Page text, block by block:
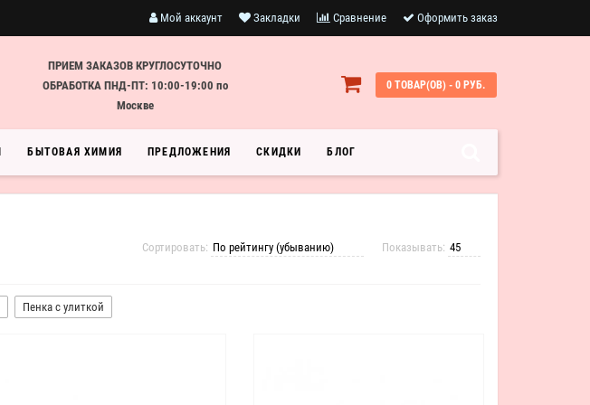
Мой аккаунт Закладки Сравнение Оформить заказ
ПРИЕМ ЗАКАЗОВ КРУГЛОСУТОЧНО
ОБРАБОТКА ПНД-ПТ: 10:00-19:00 по
Москве
0 ТОВАР(ОВ) - 0 РУБ.
БЫТОВАЯ ХИМИЯ ПРЕДЛОЖЕНИЯ СКИДКИ БЛОГ
Показывать:
Сортировать:
Пенка с улиткой